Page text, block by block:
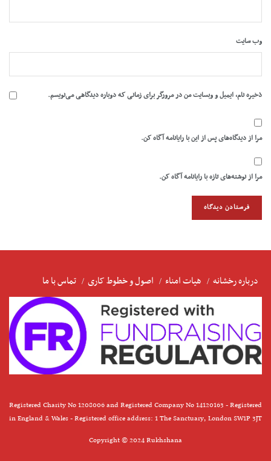
وب‌ سایت
ذخیره نام، ایمیل و وبسایت من در مرورگر برای زمانی که دوباره دیدگاهی می‌نویسم.
مرا از دیدگاه‌های پس از این با رایانامه آگاه کن.
مرا از نوشته‌های تازه با رایانامه آگاه کن.
درباره رخشانه هیات امناء اصول و خطوط کاری تماس با ما
Registered Charity No 1208006 and Registered Company No 14120163 - Registered
in England & Wales - Registered office address: 1 The Sanctuary, London SW1P 3JT
Copyright © 2024 Rukhshana